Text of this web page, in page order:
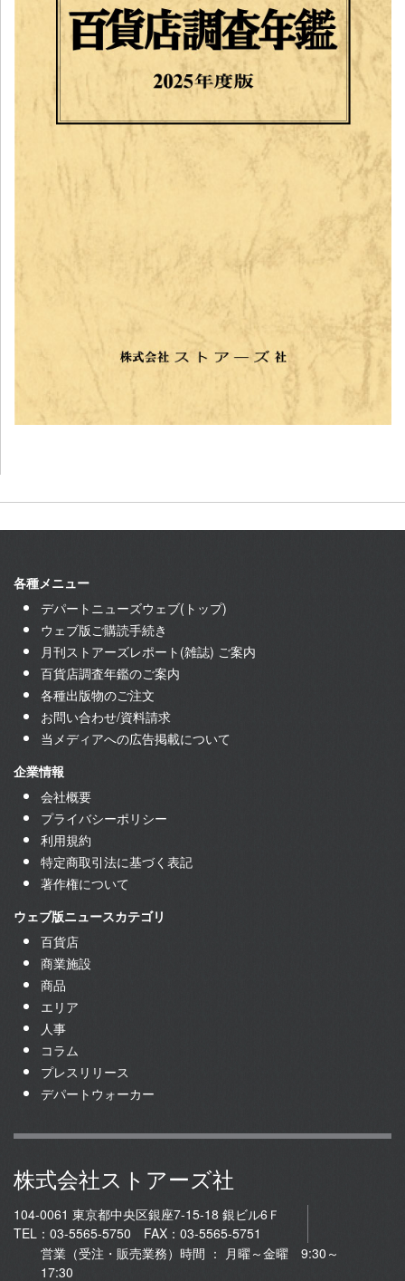
各種メニュー
デパートニューズウェブ(トップ)
ウェブ版ご購読手続き
月刊ストアーズレポート(雑誌) ご案内
百貨店調査年鑑のご案内
各種出版物のご注文
お問い合わせ/資料請求
当メディアへの広告掲載について
企業情報
会社概要
プライバシーポリシー
利用規約
特定商取引法に基づく表記
著作権について
ウェブ版ニュースカテゴリ
百貨店
商業施設
商品
エリア
人事
コラム
プレスリリース
デパートウォーカー
株式会社ストアーズ社
104-0061 東京都中央区銀座7-15-18 銀ビル6Ｆ
TEL：03-5565-5750 FAX：03-5565-5751
営業（受注・販売業務）時間 ： 月曜～金曜 9:30～
17:30